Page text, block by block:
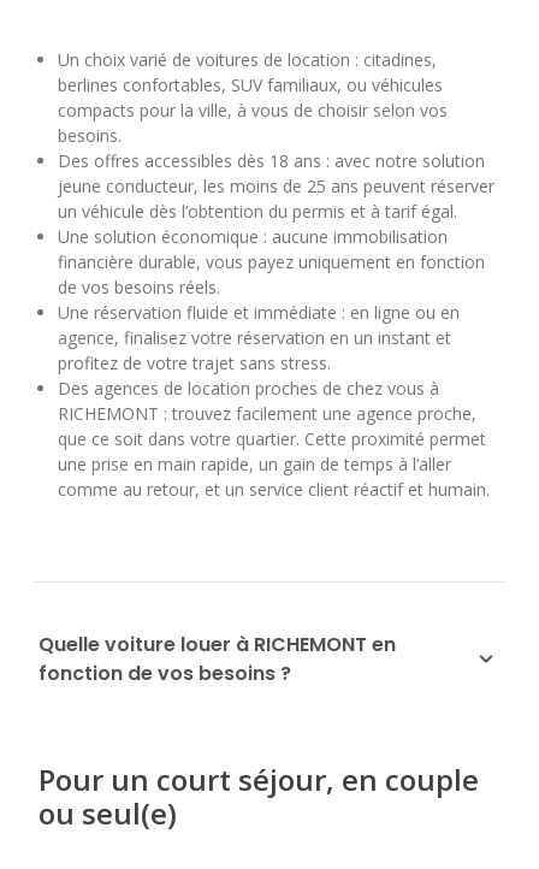
Un choix varié de voitures de location : citadines,
berlines confortables, SUV familiaux, ou véhicules
compacts pour la ville, à vous de choisir selon vos
besoins.
Des offres accessibles dès 18 ans : avec notre solution
jeune conducteur, les moins de 25 ans peuvent réserver
un véhicule dès l’obtention du permis et à tarif égal.
Une solution économique : aucune immobilisation
financière durable, vous payez uniquement en fonction
de vos besoins réels.
Une réservation fluide et immédiate : en ligne ou en
agence, finalisez votre réservation en un instant et
profitez de votre trajet sans stress.
Des agences de location proches de chez vous à
RICHEMONT : trouvez facilement une agence proche,
que ce soit dans votre quartier. Cette proximité permet
une prise en main rapide, un gain de temps à l’aller
comme au retour, et un service client réactif et humain.
Quelle voiture louer à RICHEMONT en
fonction de vos besoins ?
Pour un court séjour, en couple
ou seul(e)